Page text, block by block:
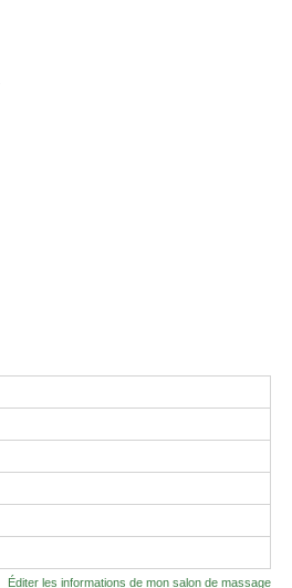
Éditer les informations de mon salon de massage